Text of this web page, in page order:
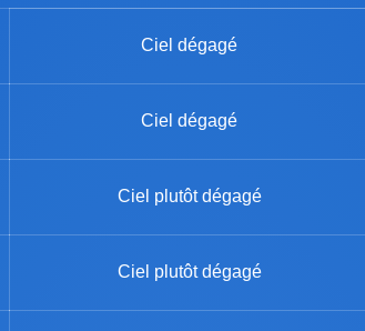
Ciel dégagé
Ciel dégagé
Ciel plutôt dégagé
Ciel plutôt dégagé